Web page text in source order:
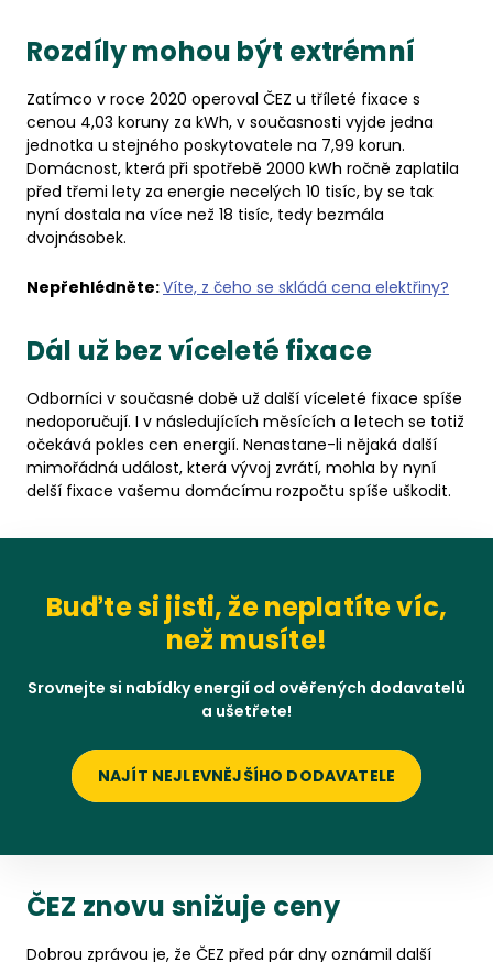
Rozdíly mohou být extrémní
Zatímco v roce 2020 operoval ČEZ u tříleté fixace s
cenou 4,03 koruny za kWh, v současnosti vyjde jedna
jednotka u stejného poskytovatele na 7,99 korun.
Domácnost, která při spotřebě 2000 kWh ročně zaplatila
před třemi lety za energie necelých 10 tisíc, by se tak
nyní dostala na více než 18 tisíc, tedy bezmála
dvojnásobek.
Nepřehlédněte:Víte, z čeho se skládá cena elektřiny?
Dál už bez víceleté fixace
Odborníci v současné době už další víceleté fixace spíše
nedoporučují. I v následujících měsících a letech se totiž
očekává pokles cen energií. Nenastane-li nějaká další
mimořádná událost, která vývoj zvrátí, mohla by nyní
delší fixace vašemu domácímu rozpočtu spíše uškodit.
Buďte si jisti, že neplatíte víc,
než musíte!
Srovnejte si nabídky energií od ověřených dodavatelů
a ušetřete!
NAJÍT NEJLEVNĚJŠÍHO DODAVATELE
ČEZ znovu snižuje ceny
Dobrou zprávou je, že ČEZ před pár dny oznámil další